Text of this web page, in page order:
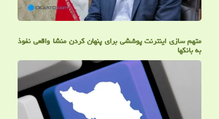
متهم سازی اینترنت پوششی برای پنهان کردن منشا واقعی نفوذ
به بانکها